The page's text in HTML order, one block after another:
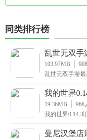
同类排行榜
乱世无双手
103.97MB 908
乱世无双手游
原
我的世界
19.36MB 968
我的世界0.14.3
曼尼汉堡店